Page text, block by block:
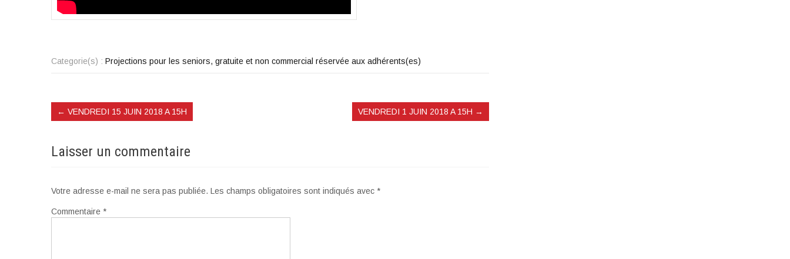
Categorie(s) : Projections pour les seniors, gratuite et non commercial réservée aux adhérents(es)
← VENDREDI 15 JUIN 2018 A 15H VENDREDI 1 JUIN 2018 A 15H →
Laisser un commentaire
Votre adresse e-mail ne sera pas publiée. Les champs obligatoires sont indiqués avec *
Commentaire *